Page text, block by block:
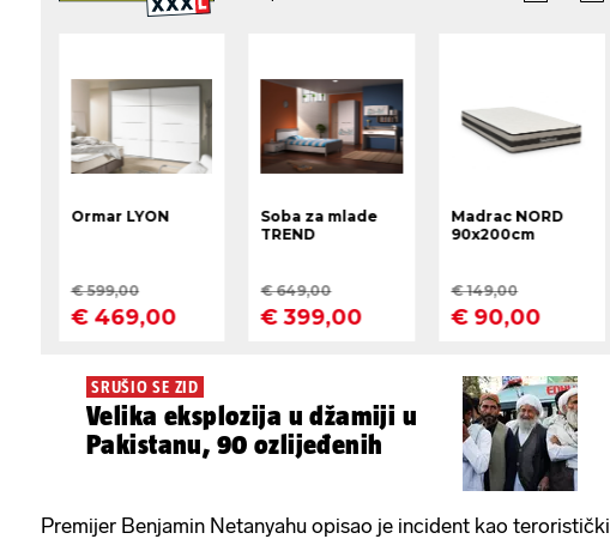
SRUŠIO SE ZID
Velika eksplozija u džamiji u
Pakistanu, 90 ozlijeđenih
Premijer Benjamin Netanyahu opisao je incident kao teroristički